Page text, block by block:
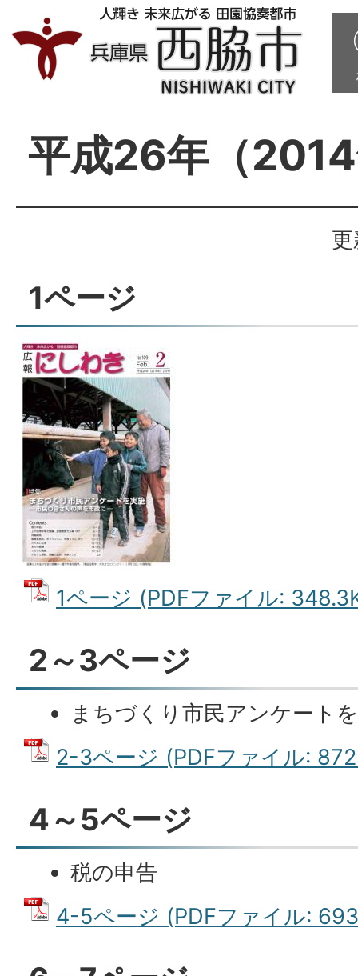
平成26年（
1ページ
1ページ (PDFファイル:
2～3ページ
まちづくり市民アンケート
2-3ページ (PDFファイル:
4～5ページ
税の申告
4-5ページ (PDFファイル: